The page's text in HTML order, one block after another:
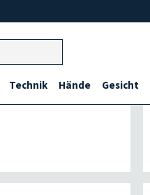
Technik Hände Gesicht